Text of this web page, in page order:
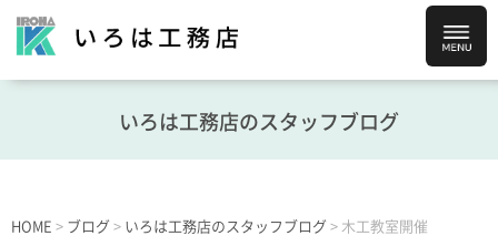
いろは工務店のスタッフブログ
HOME > ブログ > いろは工務店のスタッフブログ > 木工教室開催